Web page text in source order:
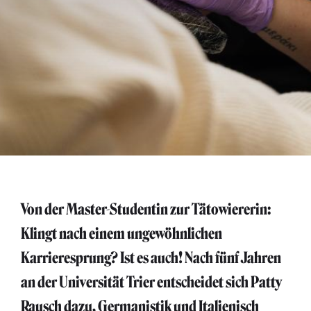
Von der Master-Studentin zur Tätowiererin:
Klingt nach einem ungewöhnlichen
Karrieresprung? Ist es auch! Nach fünf Jahren
an der Universität Trier entscheidet sich Patty
Rausch dazu, Germanistik und Italienisch